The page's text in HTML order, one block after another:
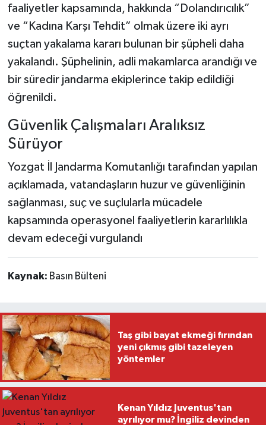
faaliyetler kapsamında, hakkında “Dolandırıcılık”
ve “Kadına Karşı Tehdit” olmak üzere iki ayrı
suçtan yakalama kararı bulunan bir şüpheli daha
yakalandı. Şüphelinin, adli makamlarca arandığı ve
bir süredir jandarma ekiplerince takip edildiği
öğrenildi.
Güvenlik Çalışmaları Aralıksız
Sürüyor
Yozgat İl Jandarma Komutanlığı tarafından yapılan
açıklamada, vatandaşların huzur ve güvenliğinin
sağlanması, suç ve suçlularla mücadele
kapsamında operasyonel faaliyetlerin kararlılıkla
devam edeceği vurgulandı
Kaynak: Basın Bülteni
Taş gibi bayat ekmeği fırından
yeni çıkmış gibi tazeleyen
yöntemler
Kenan Yıldız Juventus'tan
ayrılıyor mu? İngiliz devinden